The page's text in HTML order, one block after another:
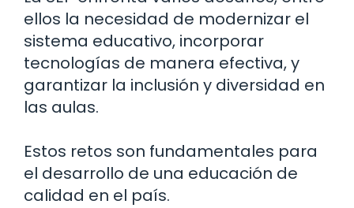
ellos la necesidad de modernizar el
sistema educativo, incorporar
tecnologías de manera efectiva, y
garantizar la inclusión y diversidad en
las aulas.
Estos retos son fundamentales para
el desarrollo de una educación de
calidad en el país.